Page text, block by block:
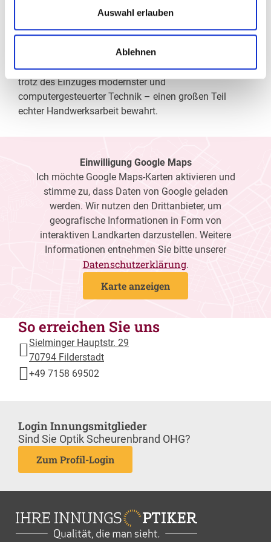
Auswahl erlauben
Ablehnen
Wir verschaffen Ihnen meist ohne lange Wartezeiten
fertigen daraufhin die perfekten Kontaktlinsen oder die
individuell auf Ihre Sehaufgaben zugeschnittene Brille
an. Als Gesundheitsberuf hat sich die Augenoptik –
trotz des Einzuges modernster und
computergesteuerter Technik – einen großen Teil
echter Handwerksarbeit bewahrt.
Einwilligung Google Maps
Ich möchte Google Maps-Karten aktivieren und
stimme zu, dass Daten von Google geladen
werden. Wir nutzen den Drittanbieter, um
geografische Informationen in Form von
interaktiven Landkarten darzustellen. Weitere
Informationen entnehmen Sie bitte unserer
Datenschutzerklärung.
Karte anzeigen
So erreichen Sie uns
Sielminger Hauptstr. 29
70794 Filderstadt
+49 7158 69502
Login Innungsmitglieder
Sind Sie Optik Scheurenbrand OHG?
Zum Profil-Login